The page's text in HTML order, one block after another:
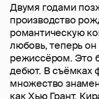
Двумя годами
производство
романтическую
любовь, теперь
режиссёром. Это
дебют. В съёмках
множество
как Хью Грант,